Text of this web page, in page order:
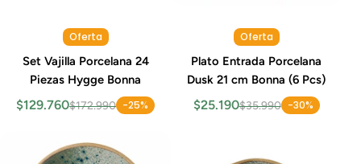
Oferta
Set Vajilla Porcelana 24
Piezas Hygge Bonna
$129.760$172.990 -25%
Oferta
Plato Entrada Porcelana
Dusk 21 cm Bonna (6 Pcs)
$25.190$35.990 -30%